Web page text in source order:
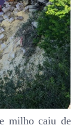
milho caiu de